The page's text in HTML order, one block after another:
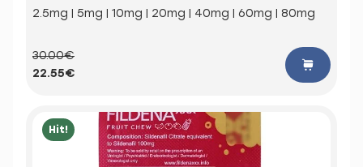
2.5mg | 5mg | 10mg | 20mg | 40mg | 60mg | 80mg
30.00€
22.55€
Hit!